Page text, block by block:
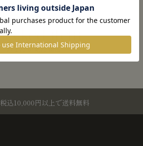
あなたが見た商品
税込10,000円以上で送料無料